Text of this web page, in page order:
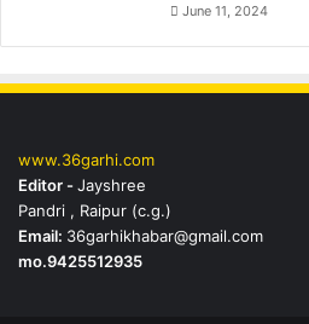
June 11, 2024
www.36garhi.com
Editor -Jayshree
Pandri , Raipur (c.g.)
Email: 36garhikhabar@gmail.com
mo.9425512935